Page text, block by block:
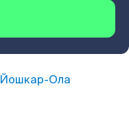
Йошкар-Ола